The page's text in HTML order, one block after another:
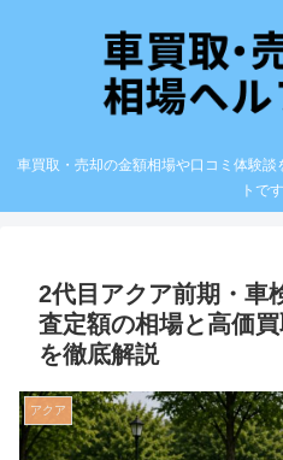
車買取・売却の金額相場や口コミ体験
トです
2代目アクア前期・車
査定額の相場と高価
を徹底解説
アクア